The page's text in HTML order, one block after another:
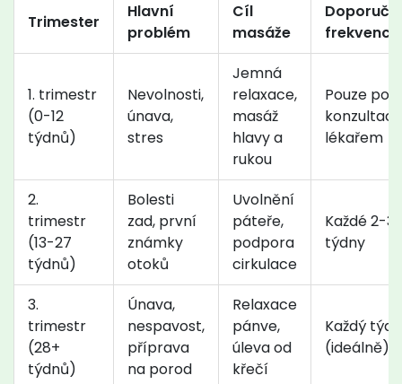
Trimester
Hlavní
problém
Cíl
masáže
frekvence
1. trimestr
(0-12
týdnů)
Nevolnosti,
únava,
stres
Jemná
relaxace,
masáž
hlavy a
rukou
Pouze po
konzultaci
lékařem
2.
trimestr
(13-27
týdnů)
Bolesti
zad, první
známky
otoků
Uvolnění
páteře,
podpora
cirkulace
Každé 2-3
týdny
3.
trimestr
(28+
týdnů)
Únava,
nespavost,
příprava
na porod
Relaxace
pánve,
úleva od
křečí
Každý
(ideálně)